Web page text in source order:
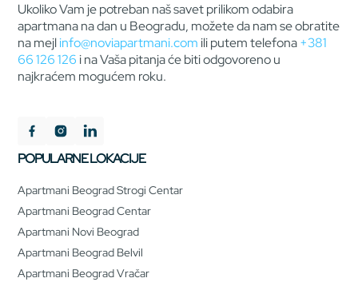
Ukoliko Vam je potreban naš savet prilikom odabira
apartmana na dan u Beogradu, možete da nam se obratite
na mejlinfo@noviapartmani.com ili putem telefona+381
66 126 126 i na Vaša pitanja će biti odgovoreno u
najkraćem mogućem roku.
POPULARNE LOKACIJE
Apartmani Beograd Strogi Centar
Apartmani Beograd Centar
Apartmani Novi Beograd
Apartmani Beograd Belvil
Apartmani Beograd Vračar